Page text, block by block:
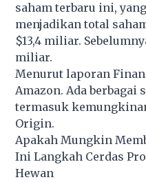
saham terbaru ini,
menjadikan total
$13,4 miliar.
miliar.
Menurut laporan
Amazon. Ada
termasuk
Origin.
Apakah Mungkin
Ini Langkah Cerdas
Hewan